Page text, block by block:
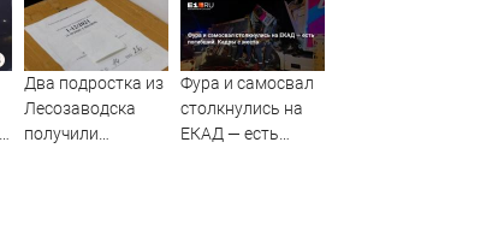
Два подростка из
Лесозаводска
получили
Фура и самосвал
столкнулись на
ЕКАД — есть